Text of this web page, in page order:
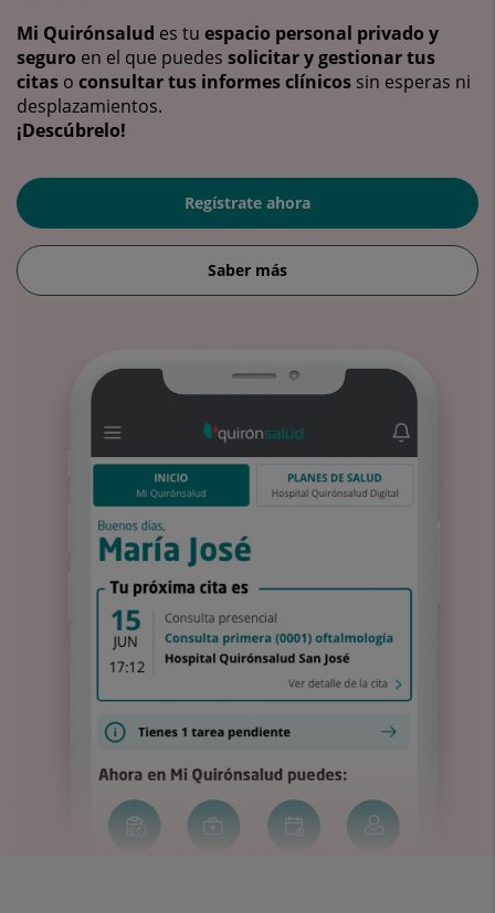
Mi Quirónsalud es tu espacio personal privado y
seguro en el que puedes solicitar y gestionar tus
citas o consultar tus informes clínicos sin esperas ni
desplazamientos.
¡Descúbrelo!
Regístrate ahora
Saber más